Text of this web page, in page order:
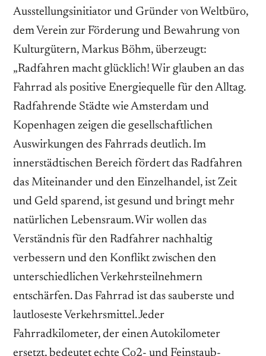
Ausstellungsinitiator und Gründer von Weltbüro,
dem Verein zur Förderung und Bewahrung von
Kulturgütern, Markus Böhm, überzeugt:
„Radfahren macht glücklich! Wir glauben an das
Fahrrad als positive Energiequelle für den Alltag.
Radfahrende Städte wie Amsterdam und
Kopenhagen zeigen die gesellschaftlichen
Auswirkungen des Fahrrads deutlich. Im
innerstädtischen Bereich fördert das Radfahren
das Miteinander und den Einzelhandel, ist Zeit
und Geld sparend, ist gesund und bringt mehr
natürlichen Lebensraum. Wir wollen das
Verständnis für den Radfahrer nachhaltig
verbessern und den Konflikt zwischen den
unterschiedlichen Verkehrsteilnehmern
entschärfen. Das Fahrrad ist das sauberste und
lautloseste Verkehrsmittel. Jeder
Fahrradkilometer, der einen Autokilometer
ersetzt, bedeutet echte Co2- und Feinstaub-